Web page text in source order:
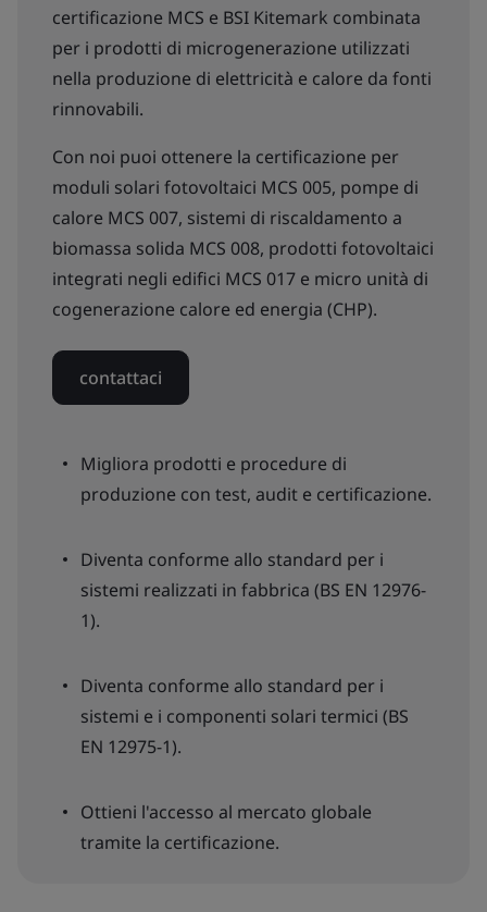
certificazione MCS e BSI Kitemark combinata
per i prodotti di microgenerazione utilizzati
nella produzione di elettricità e calore da fonti
rinnovabili.
Con noi puoi ottenere la certificazione per
moduli solari fotovoltaici MCS 005, pompe di
calore MCS 007, sistemi di riscaldamento a
biomassa solida MCS 008, prodotti fotovoltaici
integrati negli edifici MCS 017 e micro unità di
cogenerazione calore ed energia (CHP).
contattaci
Migliora prodotti e procedure di
produzione con test, audit e certificazione.
Diventa conforme allo standard per i
sistemi realizzati in fabbrica (BS EN 12976-
1).
Diventa conforme allo standard per i
sistemi e i componenti solari termici (BS
EN 12975-1).
Ottieni l'accesso al mercato globale
tramite la certificazione.